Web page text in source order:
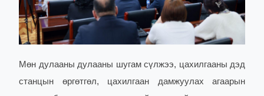
Мөн дулааны дулааны шугам сүлжээ, цахилгааны дэд
станцын өргөтгөл, цахилгаан дамжуулах агаарын